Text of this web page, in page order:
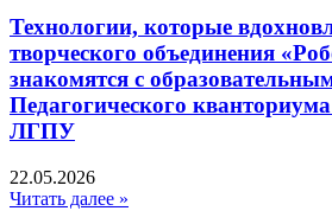
Технологии, которые
творческого объединения
знакомятся с
Педагогического
ЛГПУ
22.05.2026
Читать далее »